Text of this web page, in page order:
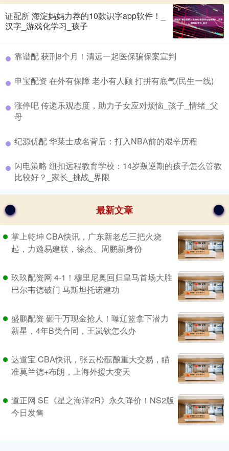
证配所 海淀妈妈力荐的10款识字app软件！_
汉字_游戏化学习_孩子
​靠谱配 获刑8个月！清远一起医保骗保案宣判
​申宝配资 在外有保障 老小有人顾 打拼有底气(民生一线)
​涨停吧 传递乐观态度，助力子女应对烦恼_孩子_情绪_父
母
​纪源优配 华莱士成名背后：打入NBA前的艰辛历程
​闪电策略 纽扣远程教育学校：14岁叛逆期的孩子怎么管教
比较好？_家长_挑战_界限
最新文章
掌上乾坤 CBA快讯，广东新老总三把火烧
起，力邀易建联，徐杰、周鹏新身份
玖玖配资网 4-1！穆里尼奥回归皇马首场大胜
巴尔韦德破门 马斯坦托诺建功
盛鹏配资 砸千万现金抢人！曝辽篮拿下潜力
新星，4年B类合同，王岚钦怎么办
达道宝 CBA快讯，张云松酝酿重大交易，瞄
准莫兰德+布朗，上海外援大变天
道正网 SE《星之海洋2R》永久降价！NS2版
今日发售